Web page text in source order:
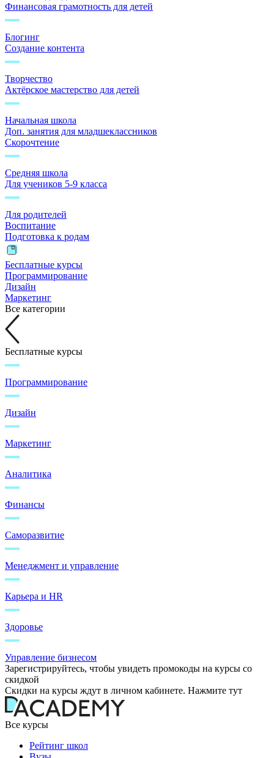
Финансовая грамотность для детей
Блогинг
Создание контента
Творчество
Актёрское мастерство для детей
Начальная школа
Доп. занятия для младшеклассников
Скорочтение
Средняя школа
Для учеников 5-9 класса
Для родителей
Воспитание
Подготовка к родам
Бесплатные курсы
Программирование
Дизайн
Маркетинг
Все категории
Бесплатные курсы
Программирование
Дизайн
Маркетинг
Аналитика
Финансы
Саморазвитие
Менеджмент и управление
Карьера и HR
Здоровье
Управление бизнесом
Зарегистрируйтесь, чтобы увидеть промокоды на курсы со
скидкой
Скидки на курсы ждут в личном кабинете. Нажмите тут
Все курсы
Рейтинг школ